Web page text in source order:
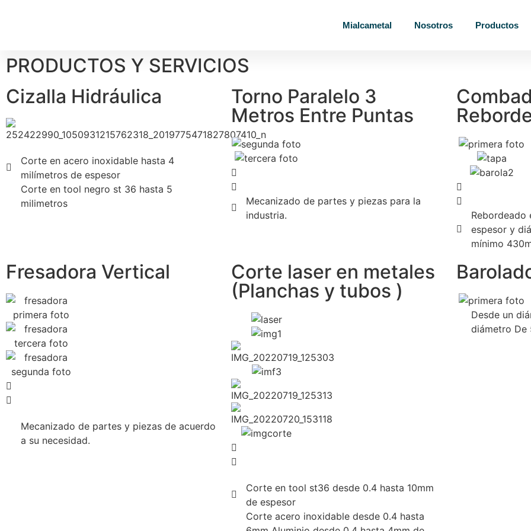
Mialcametal Nosotros Productos
PRODUCTOS Y SERVICIOS
Cizalla Hidráulica
Corte en acero inoxidable hasta 4
milímetros de espesor
Corte en tool negro st 36 hasta 5
milimetros
Torno Paralelo 3
Metros Entre Puntas
Mecanizado de partes y piezas para la
industria.
Rebordeado
espesor y
mínimo
Fresadora Vertical
Mecanizado de partes y piezas de acuerdo
a su necesidad.
Corte laser en metales
(Planchas y tubos )
Corte en tool st36 desde 0.4 hasta 10mm
de espesor
Corte acero inoxidable desde 0.4 hasta
Desde un
diámetro De